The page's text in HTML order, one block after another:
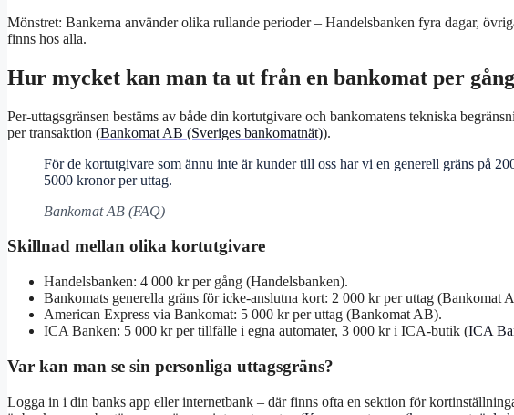
Mönstret: Bankerna använder olika rullande perioder – Handelsbanken fyra dagar,
finns hos alla.
Hur mycket kan man ta ut från en bankomat per
Per-uttagsgränsen bestäms av både din kortutgivare och bankomatens tekniska
per transaktion (Bankomat AB (Sveriges bankomatnät)).
För de kortutgivare som ännu inte är kunder till oss har vi en generell gräns på
5000 kronor per uttag.
Bankomat AB (FAQ)
Skillnad mellan olika kortutgivare
Handelsbanken: 4 000 kr per gång (Handelsbanken).
Bankomats generella gräns för icke-anslutna kort: 2 000 kr per uttag (Bankomat
American Express via Bankomat: 5 000 kr per uttag (Bankomat AB).
ICA Banken: 5 000 kr per tillfälle i egna automater, 3 000 kr i ICA-butik (ICA
Var kan man se sin personliga uttagsgräns?
Logga in i din banks app eller internetbank – där finns ofta en sektion för